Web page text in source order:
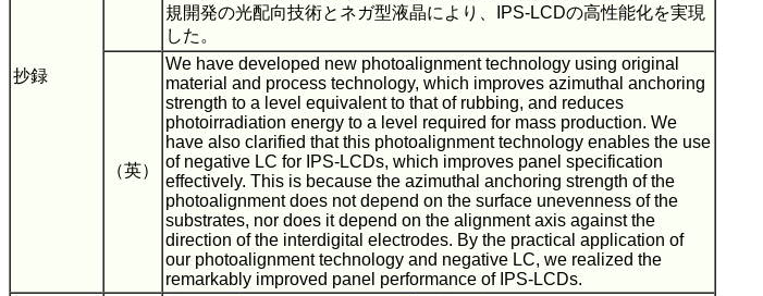
抄録
規開発の光配向技術とネガ型液晶により、IPS-LCDの高性能化を実現
した。
（英）
We have developed new photoalignment technology using original
material and process technology, which improves azimuthal anchoring
strength to a level equivalent to that of rubbing, and reduces
photoirradiation energy to a level required for mass production. We
have also clarified that this photoalignment technology enables the use
of negative LC for IPS-LCDs, which improves panel specification
effectively. This is because the azimuthal anchoring strength of the
photoalignment does not depend on the surface unevenness of the
substrates, nor does it depend on the alignment axis against the
direction of the interdigital electrodes. By the practical application of
our photoalignment technology and negative LC, we realized the
remarkably improved panel performance of IPS-LCDs.